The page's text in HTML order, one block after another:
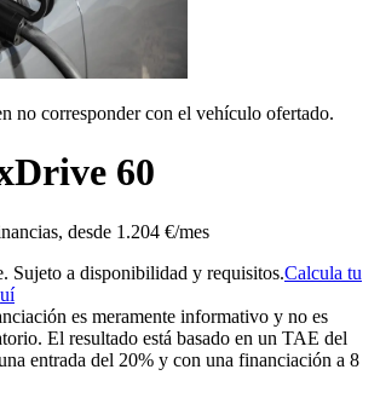
no corresponder con el vehículo ofertado.
60
desde 1.204 €/mes
Sujeto a disponibilidad y requisitos.Calcula tu
es meramente informativo y no es
El resultado está basado en un TAE del
entrada del 20% y con una financiación a 8